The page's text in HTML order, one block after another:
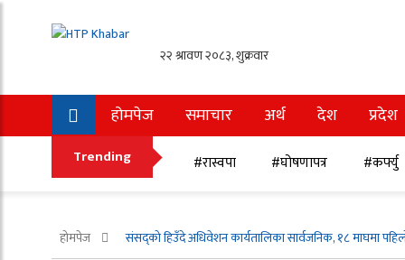
होमपेज समाचार अर्थ देश
प्रदेश
अन्तर्राष्ट्रिय
खेलकुद
Trending #रास्वपा #घोषणापत्र #कर्फ्यु
होमपेज संसद्‍को हिउँदे अधिवेशन कार्यतालिका सार्वजनिक, १८ माघमा